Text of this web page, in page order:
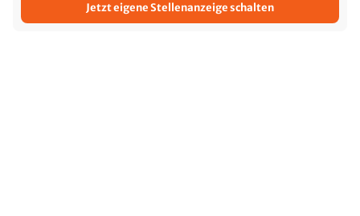
Jetzt eigene Stellenanzeige schalten